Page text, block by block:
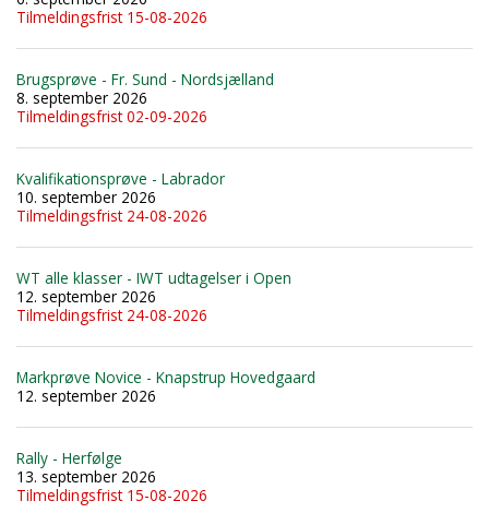
Tilmeldingsfrist 15-08-2026
Brugsprøve - Fr. Sund - Nordsjælland
8. september 2026
Tilmeldingsfrist 02-09-2026
Kvalifikationsprøve - Labrador
10. september 2026
Tilmeldingsfrist 24-08-2026
WT alle klasser - IWT udtagelser i Open
12. september 2026
Tilmeldingsfrist 24-08-2026
Markprøve Novice - Knapstrup Hovedgaard
12. september 2026
Rally - Herfølge
13. september 2026
Tilmeldingsfrist 15-08-2026